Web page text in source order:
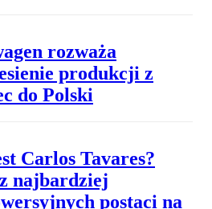
rozważa
produkcji z
do Polski
Carlos Tavares?
najbardziej
postaci na